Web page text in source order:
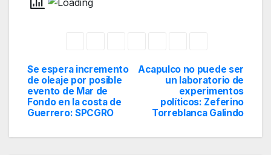
Navegación
de
Acapulco no puede ser
un laboratorio de
experimentos
políticos: Zeferino
Torreblanca Galindo
Se espera incremento
de oleaje por posible
evento de Mar de
Fondo en la costa de
Guerrero: SPCGRO